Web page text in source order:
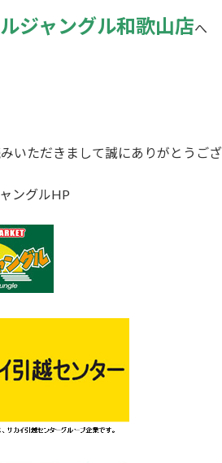
ジャングル和歌山店へ
いただきまして誠にありがとうござ
ングルHP